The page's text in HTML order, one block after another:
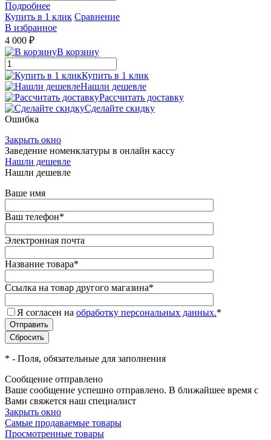
Подробнее
Купить в 1 клик Сравнение
В избранное
4 000 ₽
В корзину
Купить в 1 клик
Нашли дешевле
Рассчитать доставку
Сделайте скидку
Ошибка
Закрыть окно
Заведение номенклатуры в онлайн кассу
Нашли дешевле
Нашли дешевле
Ваше имя
Ваш телефон*
Электронная почта
Название товара*
Ссылка на товар другого магазина*
Я согласен на обработку персональных данных.*
* - Поля, обязательные для заполнения
Сообщение отправлено
Ваше сообщение успешно отправлено. В ближайшее время с
Вами свяжется наш специалист
Закрыть окно
Самые продаваемые товары
Просмотренные товары